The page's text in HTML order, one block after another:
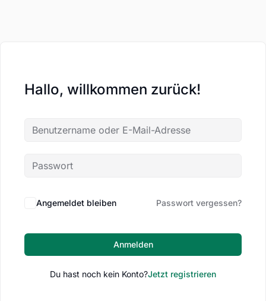
Hallo, willkommen zurück!
Angemeldet bleiben Passwort vergessen?
Anmelden
Du hast noch kein Konto?Jetzt registrieren